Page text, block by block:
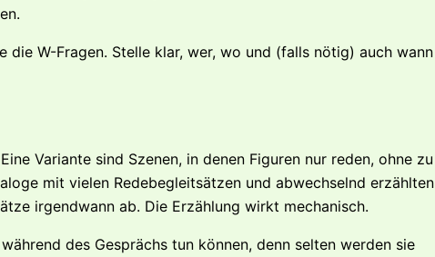
die W-Fragen. Stelle klar, wer, wo und (falls nötig) auch wann
Variante sind Szenen, in denen Figuren nur reden, ohne zu
mit vielen Redebegleitsätzen und abwechselnd erzählten
irgendwann ab. Die Erzählung wirkt mechanisch.
des Gesprächs tun können, denn selten werden sie